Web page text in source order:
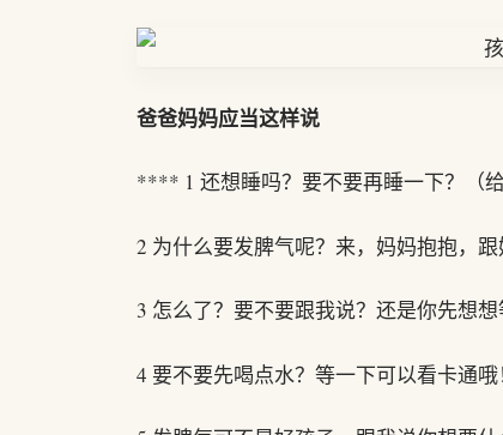
爸爸妈妈应当这样说
**** 1 还想睡吗？要不要再睡一下？（给
2 为什么要发脾气呢？来，妈妈抱抱，
3 怎么了？要不要跟我说？还是你先想
4 要不要先喝点水？等一下可以看卡通哦